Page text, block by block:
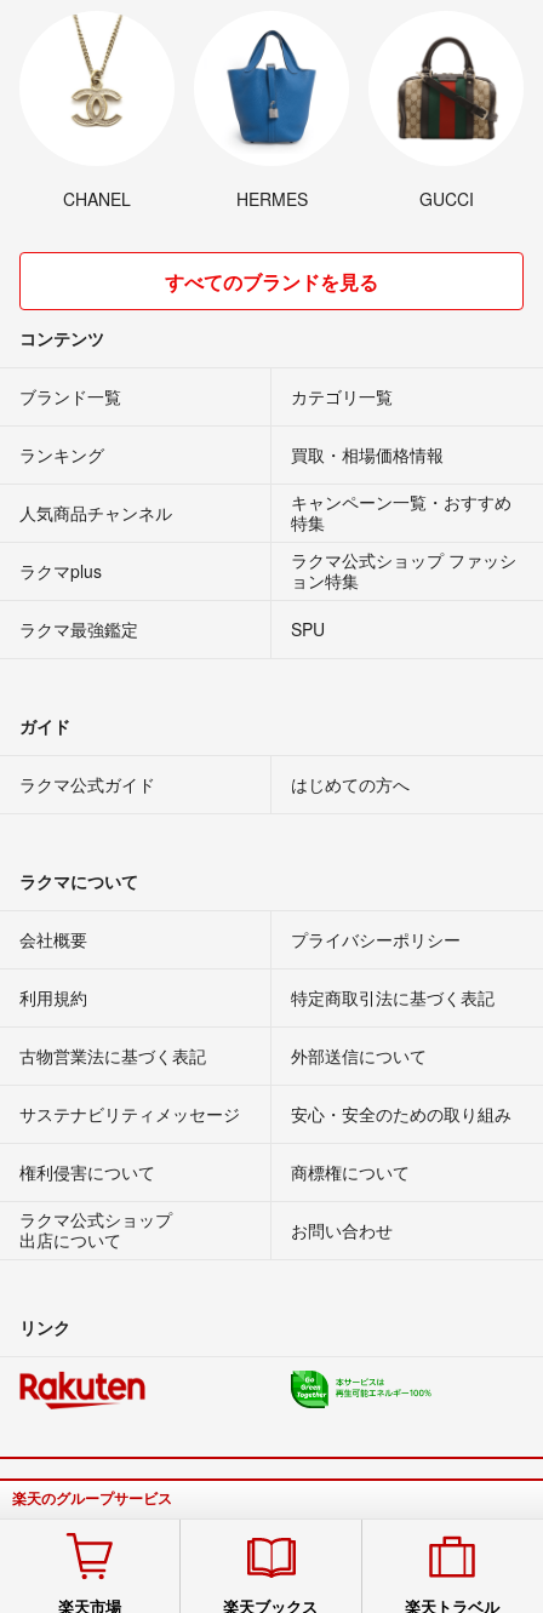
CHANEL HERMES GUCCI
すべてのブランドを見る
コンテンツ
ブランド一覧 カテゴリ一覧
ランキング 買取・相場価格情報
人気商品チャンネル
キャンペーン一覧・おすすめ
特集
ラクマplus
ラクマ公式ショップ ファッシ
ョン特集
ラクマ最強鑑定
SPU
ガイド
ラクマ公式ガイド はじめての方へ
ラクマについて
会社概要 プライバシーポリシー
利用規約 特定商取引法に基づく表記
古物営業法に基づく表記 外部送信について
サステナビリティメッセージ 安心・安全のための取り組み
権利侵害について
商標権について
ラクマ公式ショップ
出店について
お問い合わせ
リンク
楽天のグループサービス
楽天市場 楽天ブックス 楽天トラベル